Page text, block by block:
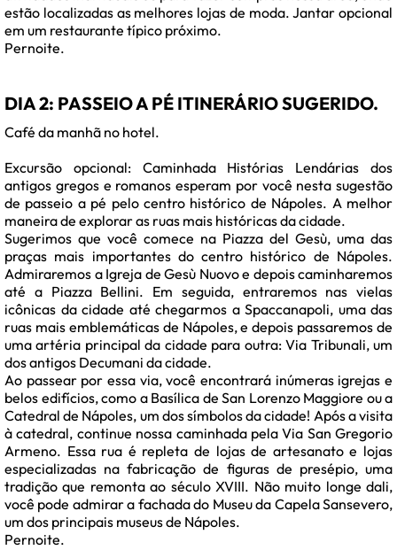
estão localizadas as melhores lojas de moda. Jantar opcional
em um restaurante típico próximo.
Pernoite.
DIA 2: PASSEIO A PÉ ITINERÁRIO SUGERIDO.
Café da manhã no hotel.
Excursão opcional: Caminhada Histórias Lendárias dos
antigos gregos e romanos esperam por você nesta sugestão
de passeio a pé pelo centro histórico de Nápoles. A melhor
maneira de explorar as ruas mais históricas da cidade.
Sugerimos que você comece na Piazza del Gesù, uma das
praças mais importantes do centro histórico de Nápoles.
Admiraremos a Igreja de Gesù Nuovo e depois caminharemos
até a Piazza Bellini. Em seguida, entraremos nas vielas
icônicas da cidade até chegarmos a Spaccanapoli, uma das
ruas mais emblemáticas de Nápoles, e depois passaremos de
uma artéria principal da cidade para outra: Via Tribunali, um
dos antigos Decumani da cidade.
Ao passear por essa via, você encontrará inúmeras igrejas e
belos edifícios, como a Basílica de San Lorenzo Maggiore ou a
Catedral de Nápoles, um dos símbolos da cidade! Após a visita
à catedral, continue nossa caminhada pela Via San Gregorio
Armeno. Essa rua é repleta de lojas de artesanato e lojas
especializadas na fabricação de figuras de presépio, uma
tradição que remonta ao século XVIII. Não muito longe dali,
você pode admirar a fachada do Museu da Capela Sansevero,
um dos principais museus de Nápoles.
Pernoite.